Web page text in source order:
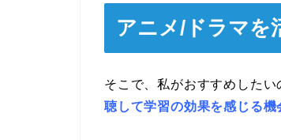
アニメ/ドラマを
そこで、私がおすすめしたい
聴して学習の効果を感じる機